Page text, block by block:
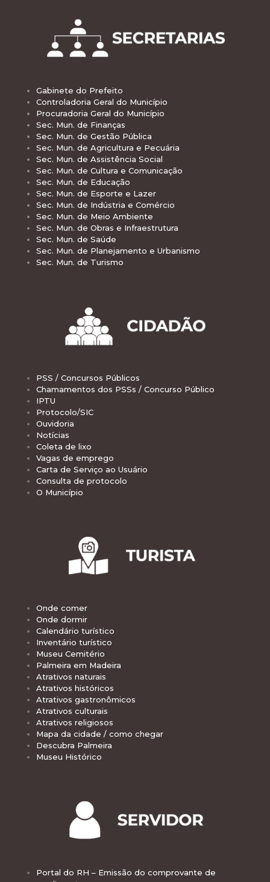
Gabinete do Prefeito
Controladoria Geral do Município
Procuradoria Geral do Município
Sec. Mun. de Finanças
Sec. Mun. de Gestão Pública
Sec. Mun. de Agricultura e Pecuária
Sec. Mun. de Assistência Social
Sec. Mun. de Cultura e Comunicação
Sec. Mun. de Educação
Sec. Mun. de Esporte e Lazer
Sec. Mun. de Indústria e Comércio
Sec. Mun. de Meio Ambiente
Sec. Mun. de Obras e Infraestrutura
Sec. Mun. de Saúde
Sec. Mun. de Planejamento e Urbanismo
Sec. Mun. de Turismo
PSS / Concursos Públicos
Chamamentos dos PSSs / Concurso Público
IPTU
Protocolo/SIC
Ouvidoria
Notícias
Coleta de lixo
Vagas de emprego
Carta de Serviço ao Usuário
Consulta de protocolo
O Município
Onde comer
Onde dormir
Calendário turístico
Inventário turístico
Museu Cemitério
Palmeira em Madeira
Atrativos naturais
Atrativos históricos
Atrativos gastronômicos
Atrativos culturais
Atrativos religiosos
Mapa da cidade / como chegar
Descubra Palmeira
Museu Histórico
Portal do RH – Emissão do comprovante de